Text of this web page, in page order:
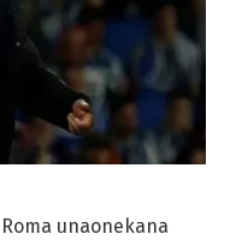
unaonekana